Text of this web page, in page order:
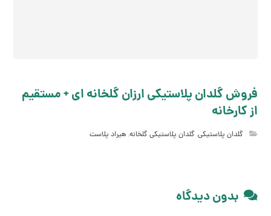
فروش گلدان پلاستیکی ارزان گلخانه ای + مستقیم
از کارخانه
گلدان پلاستیکی,گلدان پلاستیکی گلخانه, هیراد پلاست
بدون دیدگاه